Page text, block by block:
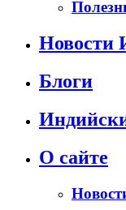
Новости
Блоги
О сайте